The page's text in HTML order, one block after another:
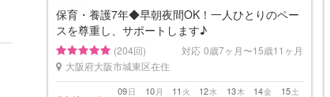
保育・養護7年◆早朝夜間OK！一人ひとりのペー
スを尊重し、サポートします♪
(204回) 対応 0歳7ヶ月〜15歳11ヶ月
大阪府大阪市城東区在住
日
09 月
10 火
11 水
12 木
13 金
14 土
15